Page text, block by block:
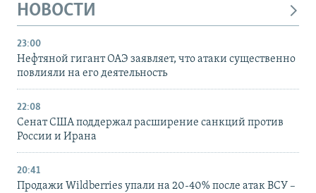
НОВОСТИ
23:00
Нефтяной гигант ОАЭ заявляет, что атаки существенно
повлияли на его деятельность
22:08
Сенат США поддержал расширение санкций против
России и Ирана
20:41
Продажи Wildberries упали на 20-40% после атак ВСУ –